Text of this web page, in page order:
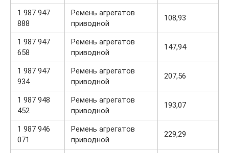
1 987 947
888
Ремень агрегатов
приводной
108,93
1 987 947
658
Ремень агрегатов
приводной
147,94
1 987 947
934
Ремень агрегатов
приводной
207,56
1 987 948
452
Ремень агрегатов
приводной
193,07
1 987 946
071
Ремень агрегатов
приводной
229,29